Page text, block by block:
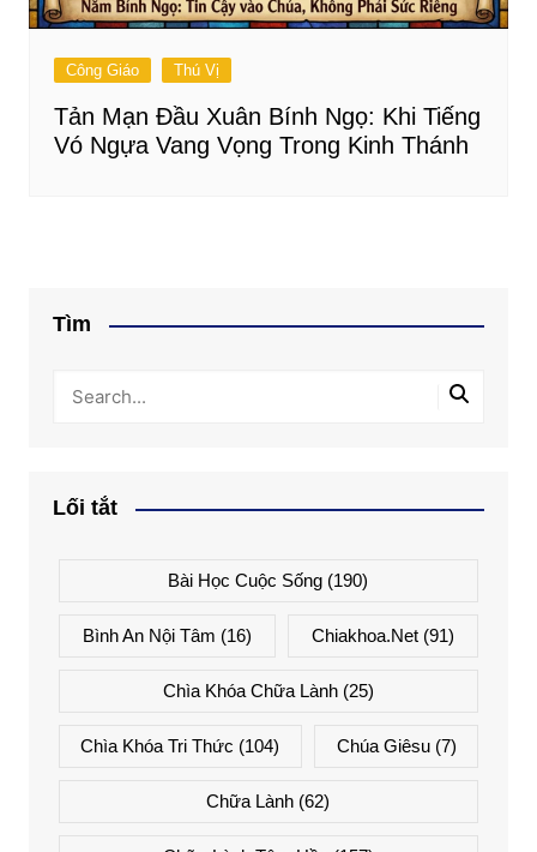
Công Giáo Thú Vị
Tản Mạn Đầu Xuân Bính Ngọ: Khi Tiếng
Vó Ngựa Vang Vọng Trong Kinh Thánh
Tìm
Lối tắt
Bài Học Cuộc Sống (190)
Bình An Nội Tâm (16) Chiakhoa.net (91)
Chìa Khóa Chữa Lành(25)
Chìa Khóa Tri Thức (104) Chúa Giêsu(7)
Chữa Lành (62)